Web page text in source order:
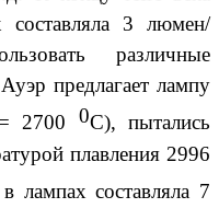
составляла 3 люмен/
различные
предлагает лампу
2700 0С), пытались
плавления 2996
лампах составляла 7